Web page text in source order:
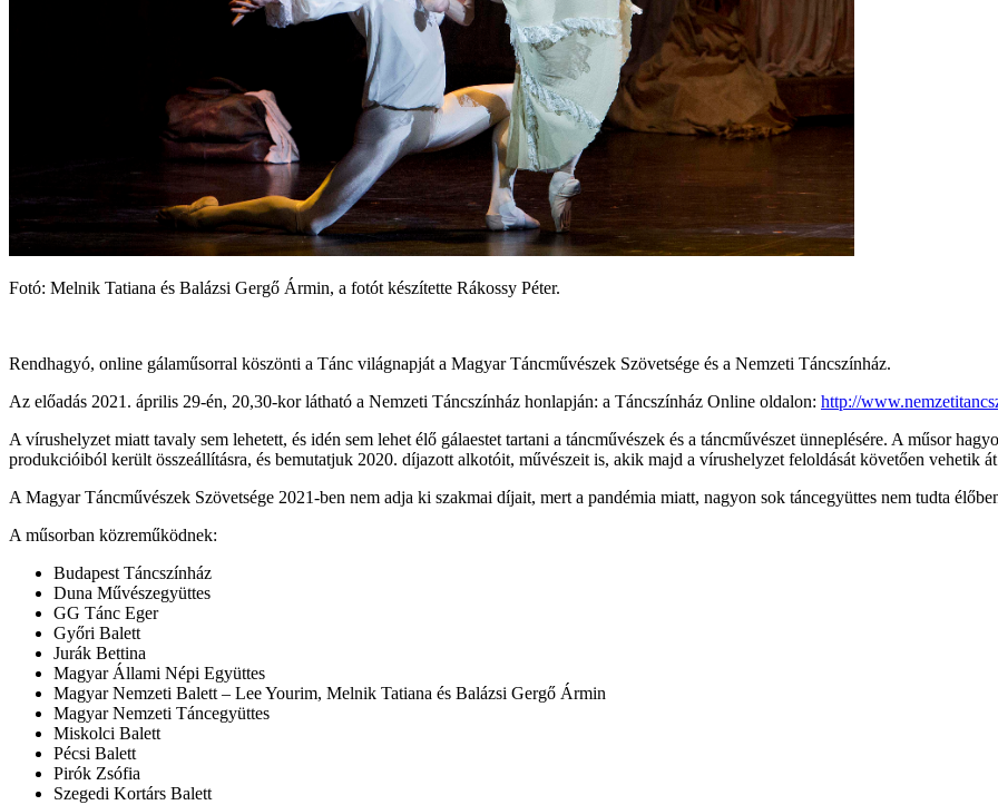
Fotó: Melnik Tatiana és Balázsi Gergő Ármin, a fotót készítette Rákossy Péter.
Rendhagyó, online gálaműsorral köszönti a Tánc világnapját a Magyar Táncművészek Szövetsége és a Nemzeti Táncszínház.
Az előadás 2021. április 29-én, 20,30-kor látható a Nemzeti Táncszínház honlapján: a Táncszínház Online oldalon: http://
A vírushelyzet miatt tavaly sem lehetett, és idén sem lehet élő gálaestet tartani a táncművészek és a táncművészet ünneplésére. A műsor
produkcióiból került összeállításra, és bemutatjuk 2020. díjazott alkotóit, művészeit is, akik majd a vírushelyzet feloldását követően vehetik
A Magyar Táncművészek Szövetsége 2021-ben nem adja ki szakmai díjait, mert a pandémia miatt, nagyon sok táncegyüttes nem tudta
A műsorban közreműködnek:
Budapest Táncszínház
Duna Művészegyüttes
GG Tánc Eger
Győri Balett
Jurák Bettina
Magyar Állami Népi Együttes
Magyar Nemzeti Balett – Lee Yourim, Melnik Tatiana és Balázsi Gergő Ármin
Magyar Nemzeti Táncegyüttes
Miskolci Balett
Pécsi Balett
Pirók Zsófia
Szegedi Kortárs Balett